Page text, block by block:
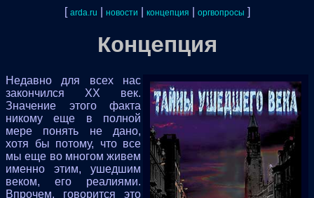
[ arda.ru новости концепция оргвопросы ]
Концепция
Недавно для всех нас
закончился ХХ век.
Значение этого факта
никому еще в полной
мере понять не дано,
хотя бы потому, что все
мы еще во многом живем
именно этим, ушедшим
веком, его реалиями.
Впрочем, говорится это